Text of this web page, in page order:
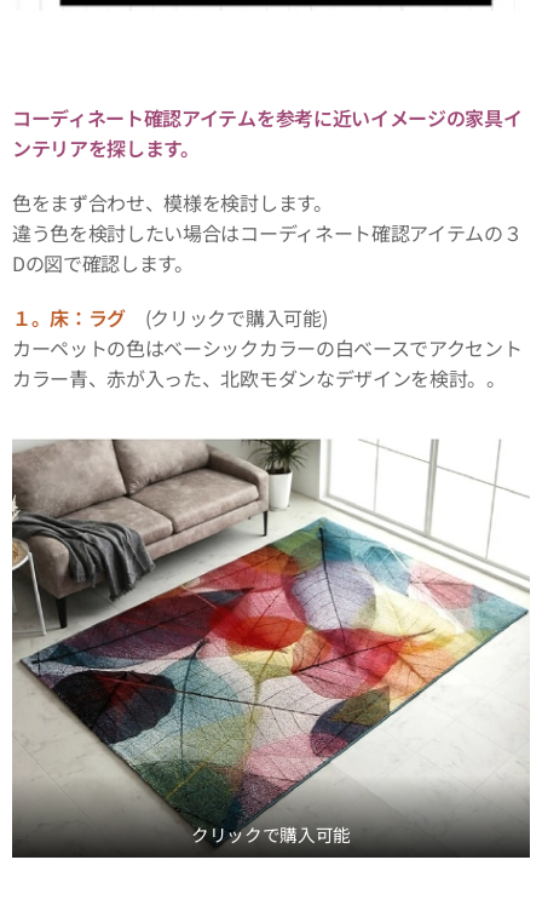
コーディネート確認アイテムを参考に近いイメージの家具イ
ンテリアを探します。
色をまず合わせ、模様を検討します。
違う色を検討したい場合はコーディネート確認アイテムの３
Dの図で確認します。
１。床：ラグ (クリックで購入可能)
カーペットの色はベーシックカラーの白ベースでアクセント
カラー青、赤が入った、北欧モダンなデザインを検討。。
クリックで購入可能